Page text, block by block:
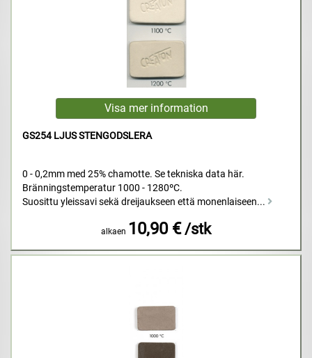
GS254 LJUS STENGODSLERA
0 - 0,2mm med 25% chamotte. Se tekniska data här.
Bränningstemperatur 1000 - 1280ºC.
Suosittu yleissavi sekä dreijaukseen että monenlaiseen...
alkaen 10,90 € /stk